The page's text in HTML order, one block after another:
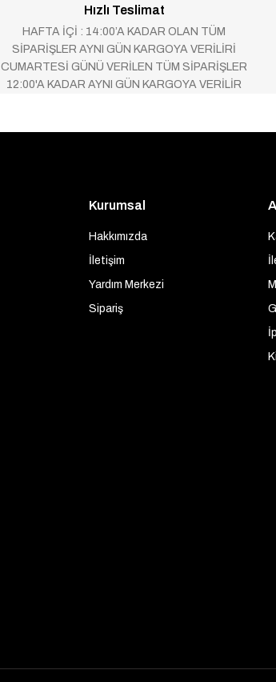
Hızlı Teslimat
HAFTA İÇİ : 14:00’A KADAR OLAN TÜM
SİPARİŞLER AYNI GÜN KARGOYA VERİLİRİ
CUMARTESİ GÜNÜ VERİLEN TÜM SİPARİŞLER
12:00'A KADAR AYNI GÜN KARGOYA VERİLİR
Kurumsal
Hakkımızda
İletişim
Yardım Merkezi
Sipariş